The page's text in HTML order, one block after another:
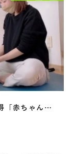
「赤ちゃん…